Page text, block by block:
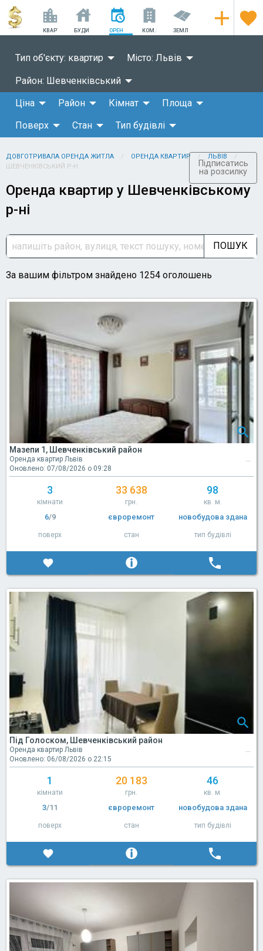
КВАРТИРИ БУДИНКИ ОРЕНДА КОМ.НЕРУХОМІСТЬ
ЗЕМЛЯ
Тип об'єкту: квартир Місто: Львів
Район: Шевченківський
Ціна Район Кімнат Площа
Поверх Стан Тип будівлі
Підписатись
на розсилку
ДОВГОТРИВАЛА ОРЕНДА ЖИТЛА ОРЕНДА КВАРТИР
ЛЬВІВ
ШЕВЧЕНКІВСЬКИЙ Р-Н
Оренда квартир у Шевченківському
р-ні
ПОШУК
За вашим фільтром знайдено 1254 оголошень
Мазепи 1, Шевченківський район
Оренда квартир Львів
Оновлено: 07/08/2026 о 09:28
3
кімнати
33 638
грн.
98
кв. м.
6/9
поверх
євроремонт
стан
новобудова здана
тип будівлі
Під Голоском, Шевченківський район
Оренда квартир Львів
Оновлено: 06/08/2026 о 22:15
1
кімнати
20 183
грн.
46
кв. м.
3/11
поверх
євроремонт
стан
новобудова здана
тип будівлі